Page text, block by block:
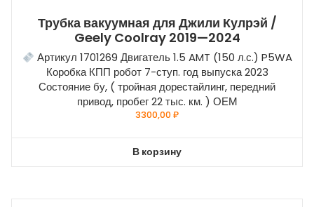
Трубка вакуумная для Джили Кулрэй /
Geely Coolray 2019—2024
Артикул 1701269 Двигатель 1.5 AMT (150 л.с.) P5WA
Коробка КПП робот 7-ступ. год выпуска 2023
Состояние бу, ( тройная дорестайлинг, передний
привод, пробег 22 тыс. км. ) ОЕМ
3300,00₽
В корзину